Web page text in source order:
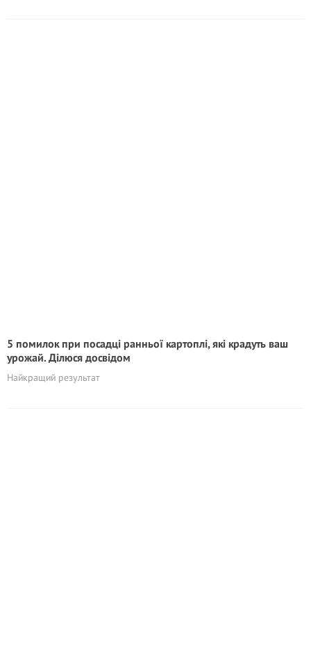
5 помилок при посадці ранньої картоплі, які крадyть ваш
урожай. Ділюся досвідом
Найкращий результат